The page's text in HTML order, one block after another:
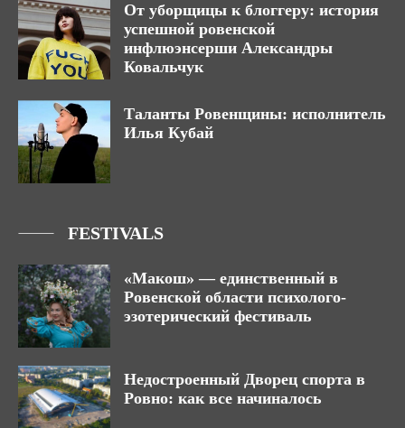
От уборщицы к блоггеру: история
успешной ровенской
инфлюэнсерши Александры
Ковальчук
Таланты Ровенщины: исполнитель
Илья Кубай
FESTIVALS
«Макош» — единственный в
Ровенской области психолого-
эзотерический фестиваль
Недостроенный Дворец спорта в
Ровно: как все начиналось